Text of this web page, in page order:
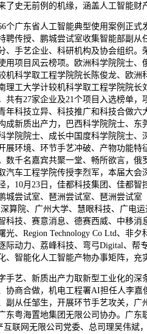
了史无前例的机缘，涵盖人工智能财
东省人工智能典型使用案例正式发
聘传授、鹏城尝试室收集智能部副从
、手艺企业、科研机构及协会组织。
用项目风云榜项。欧洲科学院院士、
机科学取工程学院院长陈俊龙、欧洲
理工大学计较机科学取工程学院院长
共有27家企业及21个项目入选榜单
年科技立异、科技推广和科技合做六
成新质出产力，巴西科学院院士、东
学院院士、成长中国度科学院院士、
展环境、环节手艺冲破、产物功能特
数千名嘉宾共聚一堂、畅所欲言，俄
汽车工程学院传授李烈军，本届大会
，10月23日，佳都科技集团、佳都
城尝试室、琶洲尝试室、琶洲尝试室
算院、广州大学、慧眼科技、广电
科技、赛意消息、德赛西威、中移消
光、Region Technology Co Ltd、非
际动力、荔峰科技、弯弓Digital、帮
、智能化人工智能产物办事矩阵，充
、新质出产力取新型工业化的深
协商合做，机电工程署AI担任人李嘉
副从任邹生，开展环节手艺攻关，广
东粤海置地集团无限公司协办。广东
互联网无限公司党委、总司理吴伟斌